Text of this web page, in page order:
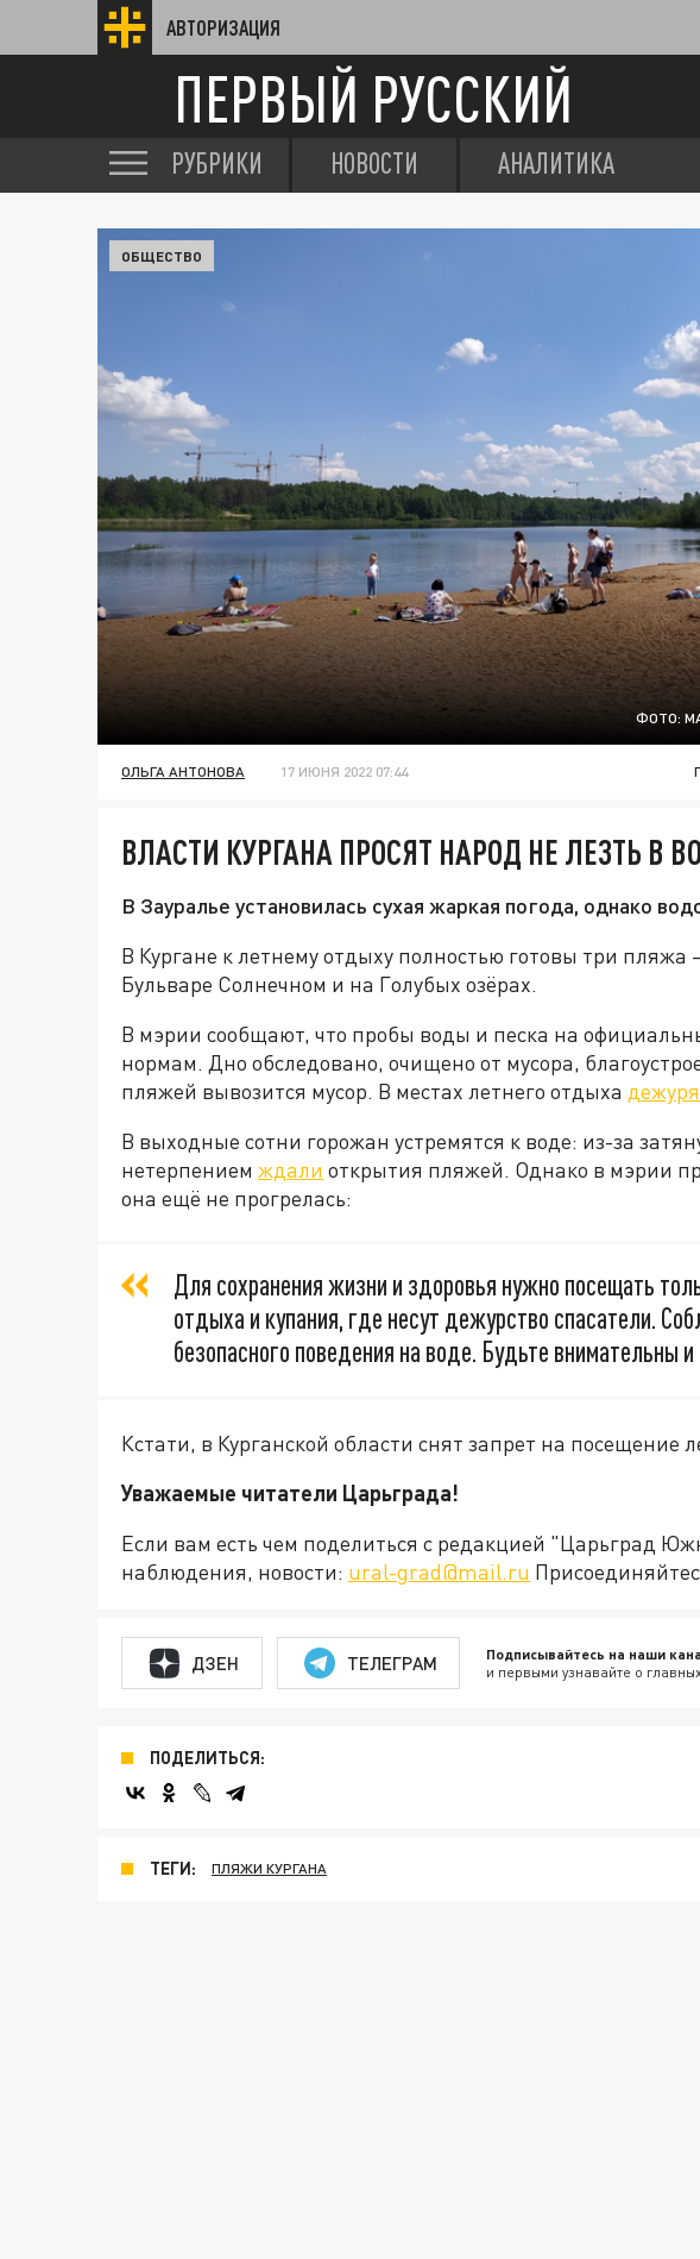
АВТОРИЗАЦИЯ
ПЕРВЫЙ РУССКИЙ
РУБРИКИ НОВОСТИ АНАЛИТИКА
ФОТО:
ОБЩЕСТВО
ОЛЬГА АНТОНОВА 17 ИЮНЯ 2022 07:44
ВЛАСТИ КУРГАНА ПРОСЯТ НАРОД НЕ ЛЕЗТЬ В
В Зауралье установилась сухая жаркая погода, однако
В Кургане к летнему отдыху полностью готовы три
Бульваре Солнечном и на Голубых озёрах.
В мэрии сообщают, что пробы воды и песка на
нормам. Дно обследовано, очищено от мусора,
пляжей вывозится мусор. В местах летнего отдыха
В выходные сотни горожан устремятся к воде: из-за
нетерпением ждали открытия пляжей. Однако в мэрии
она ещё не прогрелась:
Для сохранения жизни и здоровья нужно посещать
отдыха и купания, где несут дежурство спасатели.
безопасного поведения на воде. Будьте внимательны
Кстати, в Курганской области снят запрет на посещение
Уважаемые читатели Царьграда!
Если вам есть чем поделиться с редакцией "Царьград
наблюдения, новости: ural-grad@mail.ru
ДЗЕН ТЕЛЕГРАМ Подписывайтесь на наши
и первыми узнавайте о
ПОДЕЛИТЬСЯ:
ТЕГИ: ПЛЯЖИ КУРГАНА